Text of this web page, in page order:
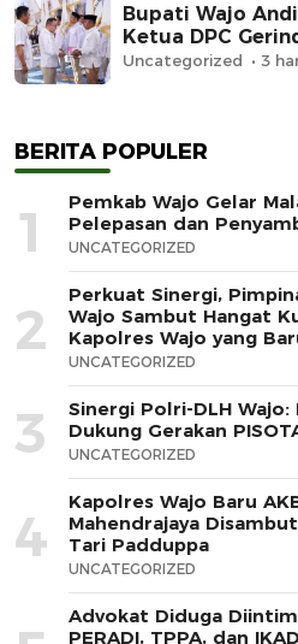
Bupati Wajo
Ketua DPC
Uncategorized 3
BERITA POPULER
1
Pemkab Wajo Gelar
Pelepasan dan
UNCATEGORIZED
2
Perkuat Sinergi,
Wajo Sambut Hangat
Kapolres Wajo yang
UNCATEGORIZED
3
Sinergi Polri-DLH
Dukung Gerakan
UNCATEGORIZED
4
Kapolres Wajo Baru
Mahendrajaya
Tari Padduppa
UNCATEGORIZED
Advokat Diduga
PERADI, TPPA, dan